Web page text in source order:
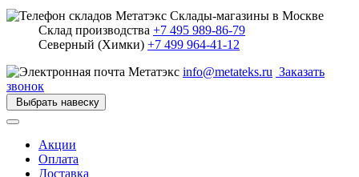
Склады-магазины в Москве
Склад производства +7 495 989-86-79
Северный (Химки) +7 499 964-41-12
info@metateks.ru Заказать
звонок
Выбрать навеску
Акции
Оплата
Доставка